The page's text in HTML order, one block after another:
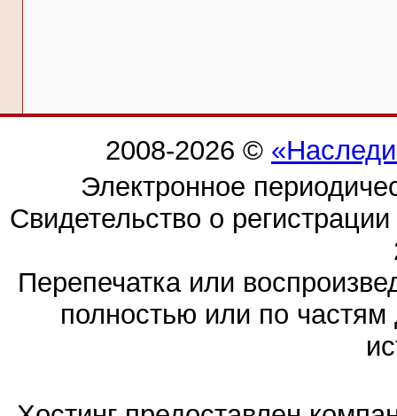
2008-2026 ©
Электронное
Свидетельство о
Перепечатка или
полностью или по частям